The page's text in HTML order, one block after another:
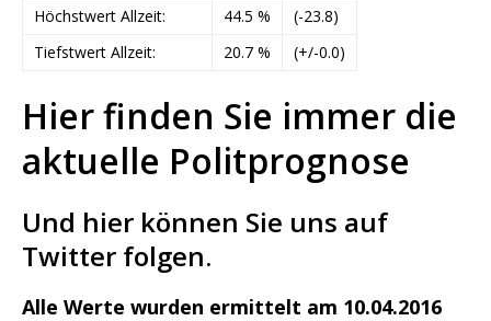
Höchstwert Allzeit:
44.5 %
(-23.8)
Tiefstwert Allzeit:
20.7 % (+/-0.0)
Hier finden Sie immer die
aktuelle Politprognose
Und hier können Sie uns auf
Twitter folgen.
Alle Werte wurden ermittelt am 10.04.2016